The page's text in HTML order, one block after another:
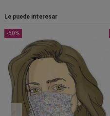
Le puede interesar
-60%